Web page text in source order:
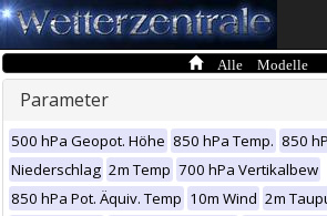
Alle Modelle
Parameter
500 hPa Geopot. Höhe 850 hPa Temp. 850
Niederschlag 2m Temp 700 hPa Vertikalbew
850 hPa Pot. Äquiv. Temp 10m Wind 2m